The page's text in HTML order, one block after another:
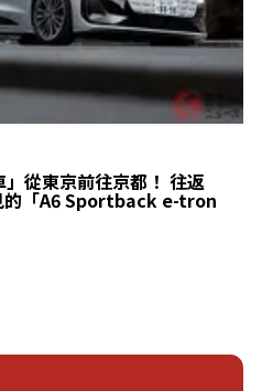
從東京前往京都！ 往返
的「A6 Sportback e-tron